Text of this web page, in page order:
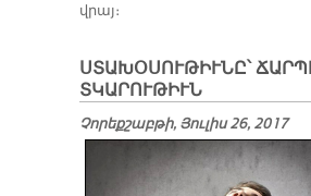
վրայ։
ՍՏԱԽՕՍՈՒԹԻՒՆԸ՝
ՏԿԱՐՈՒԹԻՒՆ
Չորեքշաբթի, Յուլիս 26, 2017